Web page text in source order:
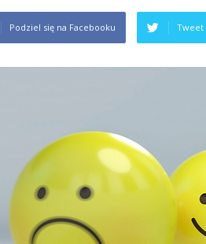
Podziel się na Facebooku Tweet